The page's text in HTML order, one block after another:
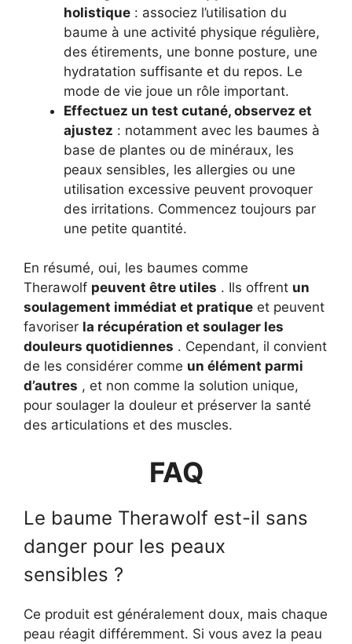
holistique : associez l’utilisation du
baume à une activité physique régulière,
des étirements, une bonne posture, une
hydratation suffisante et du repos. Le
mode de vie joue un rôle important.
Effectuez un test cutané, observez et
ajustez : notamment avec les baumes à
base de plantes ou de minéraux, les
peaux sensibles, les allergies ou une
utilisation excessive peuvent provoquer
des irritations. Commencez toujours par
une petite quantité.
En résumé, oui, les baumes comme
Therawolf peuvent être utiles . Ils offrent un
soulagement immédiat et pratique et peuvent
favoriser la récupération et soulager les
douleurs quotidiennes . Cependant, il convient
de les considérer comme un élément parmi
d’autres , et non comme la solution unique,
pour soulager la douleur et préserver la santé
des articulations et des muscles.
FAQ
Le baume Therawolf est-il sans
danger pour les peaux
sensibles ?
Ce produit est généralement doux, mais chaque
peau réagit différemment. Si vous avez la peau